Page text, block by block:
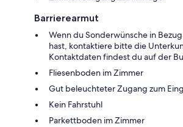
Barrierearmut
Wenn du Sonderwünsche in
hast, kontaktiere bitte die
Kontaktdaten findest du auf der
Fliesenboden im Zimmer
Gut beleuchteter Zugang zum
Kein Fahrstuhl
Parkettboden im Zimmer